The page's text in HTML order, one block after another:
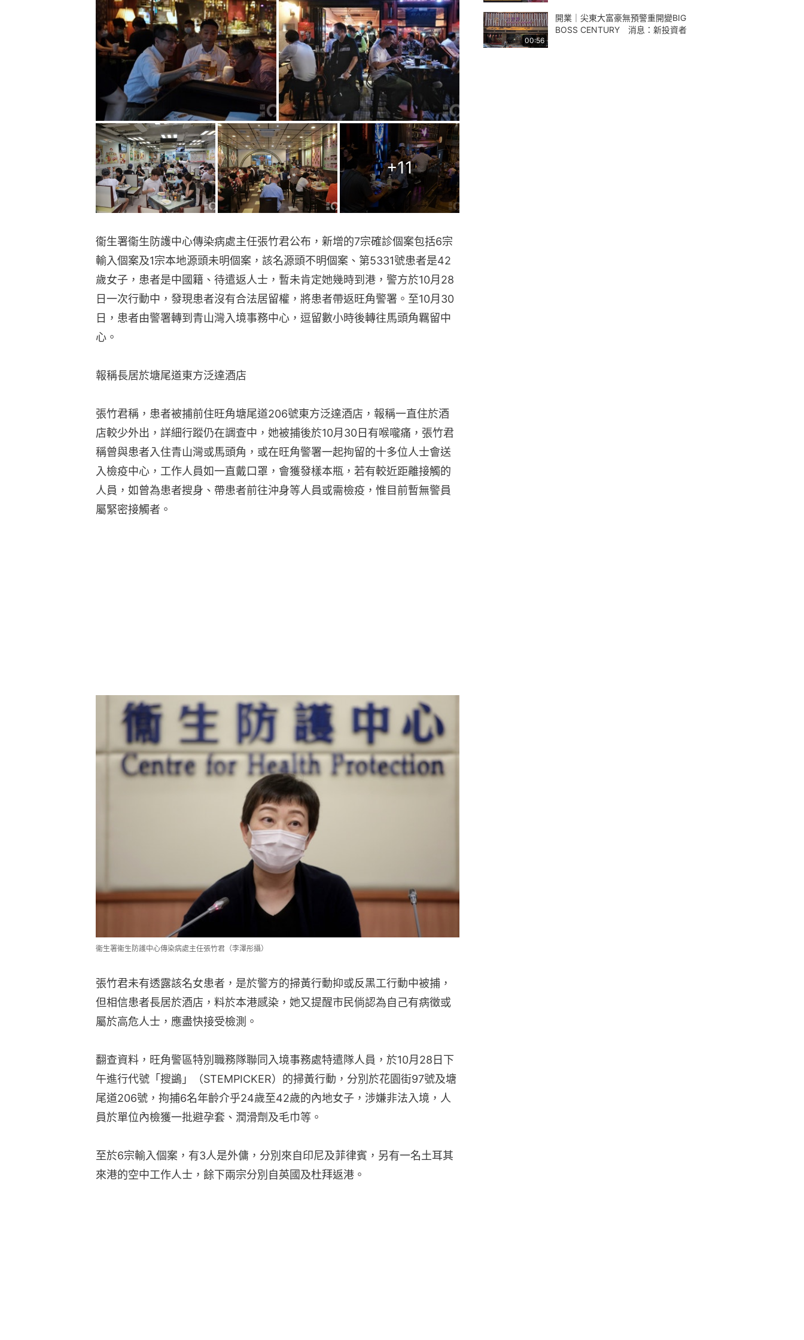
+11
衞生署衞生防護中心傳染病處主任張竹君公布，新增的7宗確診個案包括6宗
輸入個案及1宗本地源頭未明個案，該名源頭不明個案、第5331號患者是42
歲女子，患者是中國籍、待遣返人士，暫未肯定她幾時到港，警方於10月28
日一次行動中，發現患者沒有合法居留權，將患者帶返旺角警署。至10月30
日，患者由警署轉到青山灣入境事務中心，逗留數小時後轉往馬頭角羈留中
心。
報稱長居於塘尾道東方泛達酒店
張竹君稱，患者被捕前住旺角塘尾道206號東方泛達酒店，報稱一直住於酒
店較少外出，詳細行蹤仍在調查中，她被捕後於10月30日有喉嚨痛，張竹君
稱曾與患者入住青山灣或馬頭角，或在旺角警署一起拘留的十多位人士會送
入檢疫中心，工作人員如一直戴口罩，會獲發樣本瓶，若有較近距離接觸的
人員，如曾為患者搜身、帶患者前往沖身等人員或需檢疫，惟目前暫無警員
屬緊密接觸者。
衞生署衞生防護中心傳染病處主任張竹君（李澤彤攝）
張竹君未有透露該名女患者，是於警方的掃黃行動抑或反黑工行動中被捕，
但相信患者長居於酒店，料於本港感染，她又提醒市民倘認為自己有病徵或
屬於高危人士，應盡快接受檢測。
翻查資料，旺角警區特別職務隊聯同入境事務處特遣隊人員，於10月28日下
午進行代號「搜鷁」（STEMPICKER）的掃黃行動，分別於花園街97號及塘
尾道206號，拘捕6名年齡介乎24歲至42歲的內地女子，涉嫌非法入境，人
員於單位內檢獲一批避孕套、潤滑劑及毛巾等。
至於6宗輸入個案，有3人是外傭，分別來自印尼及菲律賓，另有一名土耳其
來港的空中工作人士，餘下兩宗分別自英國及杜拜返港。
00:56
開業｜尖東大富豪無預警重開變BIG
BOSS CENTURY 消息：新投資者